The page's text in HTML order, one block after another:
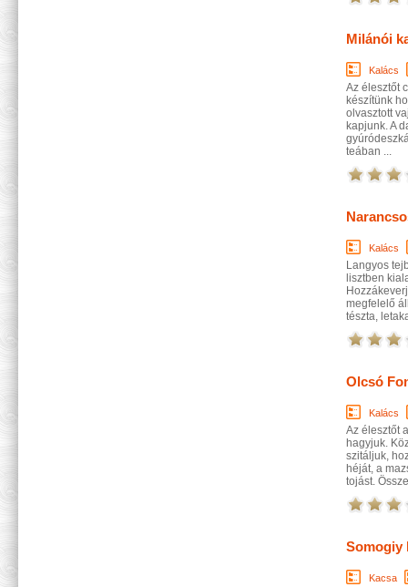
Milánói
Kalács
Az élesztőt
készítünk
olvasztott
kapjunk. A
teában ...
Kalács
Langyos
lisztben
megfelelő
tészta,
Olcsó
Kalács
Az élesztőt
hagyjuk.
szitáljuk,
héját, a
tojást.
Somogiy
Kacsa